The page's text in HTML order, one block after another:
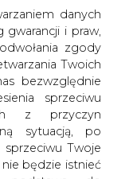
danych
gwarancji i praw,
zgody
Twoich
bezwzględnie
sprzeciwu
z przyczyn
sytuacją, po
Twoje
będzie istnieć
VAMA10 i
Po danych
dzięki
powstał